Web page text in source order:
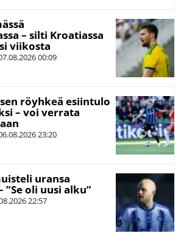
– silti Kroatiassa
viikosta
00:09
röyhkeä esiintulo
– voi verrata
23:20
uransa
oli uusi alku”
22:57